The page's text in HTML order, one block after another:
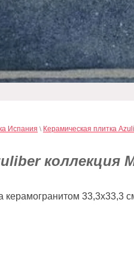
Испания \ Керамическая плитка
коллекция
керамогранитом 33,3х33,3